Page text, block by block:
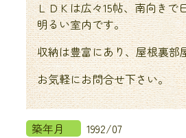
ＬＤＫは広々15帖、南向きで
明るい室内です。
収納は豊富にあり、屋根裏部
お気軽にお問合せ下さい。
築年月
1992/07